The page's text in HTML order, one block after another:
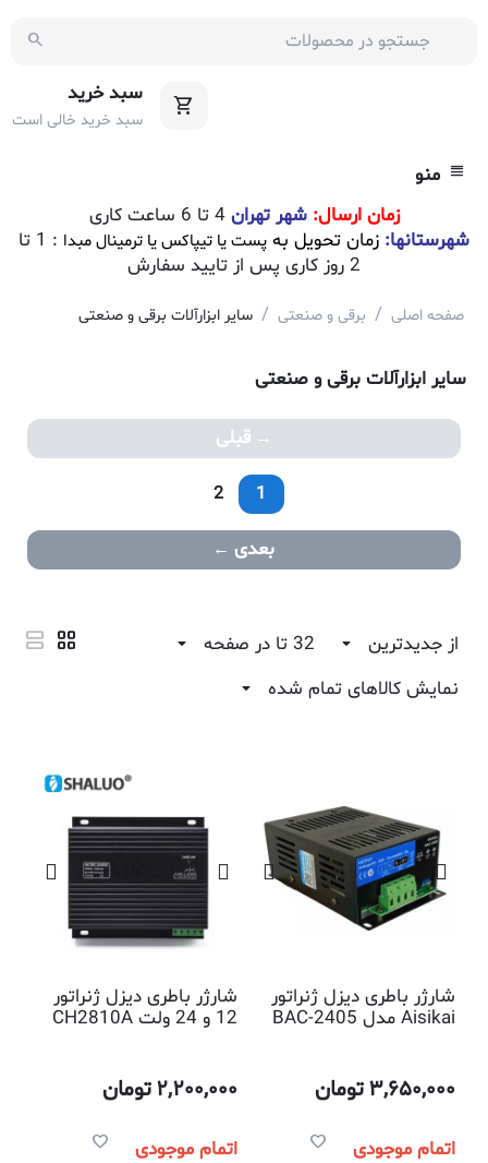
سبد خرید
سبد خرید خالی است
منو
زمان ارسال:شهر تهران 4 تا 6 ساعت کاری
شهرستانها: زمان تحویل به پست یا تیپاکس یا ترمینال مبدا
: 1 تا
2 روز کاری پس از تایید سفارش
صفحه اصلی / برقی و صنعتی / سایر ابزارآلات برقی و صنعتی
سایر ابزارآلات برقی و صنعتی
قبلی
1
2
بعدی
از جدیدترین
32 تا در صفحه
نمایش کالاهای تمام شده
شارژر باطری دیزل ژنراتور
Aisikai مدل BAC-2405
3,650,000تومان
اتمام موجودی
شارژر باطری دیزل ژنراتور
12 و 24 ولت CH2810A
2,200,000تومان
اتمام موجودی